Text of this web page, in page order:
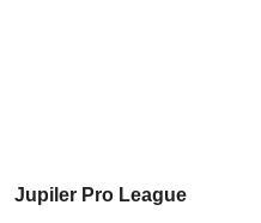
Jupiler Pro League